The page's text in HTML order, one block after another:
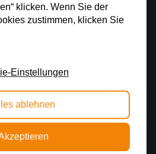
Newsletter und bleiben Sie
klicken. Wenn Sie der
zustimmen, klicken Sie
Einstellungen
ablehnen